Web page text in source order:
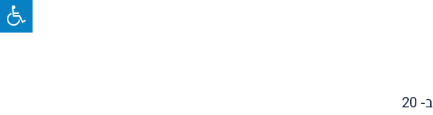
התקנה מהירה ותקנית של צנרת פקסגול עם זווית 105 ומתאימה לקטרים 16 וכעת גם ב- 20